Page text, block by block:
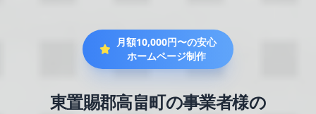
月額10,000円〜の安心
ホームページ制作
東置賜郡高畠町の事業者様の